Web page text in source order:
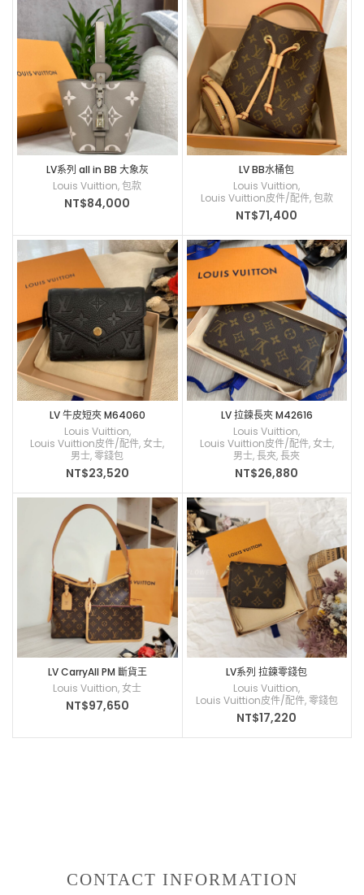
LV系列 all in BB 大象灰
Louis Vuittion,包款
NT$84,000
LV BB水桶包
Louis Vuittion,
Louis Vuittion皮件/配件,包款
NT$71,400
LV 牛皮短夾 M64060
Louis Vuittion,
Louis Vuittion皮件/配件,女士,
男士, 零錢包
NT$23,520
LV 拉鍊長夾 M42616
Louis Vuittion,
Louis Vuittion皮件/配件,女士,
男士,長夾,長夾
NT$26,880
LV CarryAll PM 斷貨王
Louis Vuittion,女士
NT$97,650
LV系列 拉鍊零錢包
Louis Vuittion,
Louis Vuittion皮件/配件, 零錢包
NT$17,220
CONTACT INFORMATION